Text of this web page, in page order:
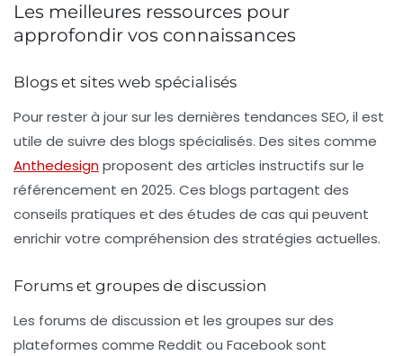
Les meilleures ressources pour
approfondir vos connaissances
Blogs et sites web spécialisés
Pour rester à jour sur les dernières tendances SEO, il est
utile de suivre des blogs spécialisés. Des sites comme
Anthedesignproposent des articles instructifs sur le
référencement en 2025. Ces blogs partagent des
conseils pratiques et des études de cas qui peuvent
enrichir votre compréhension des stratégies actuelles.
Forums et groupes de discussion
Les forums de discussion et les groupes sur des
plateformes comme Reddit ou Facebook sont